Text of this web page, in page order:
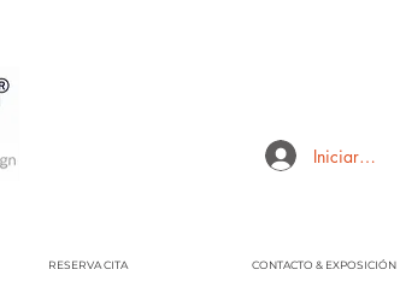
Iniciar sesión
RESERVA CITA CONTACTO & EXPOSICIÓN